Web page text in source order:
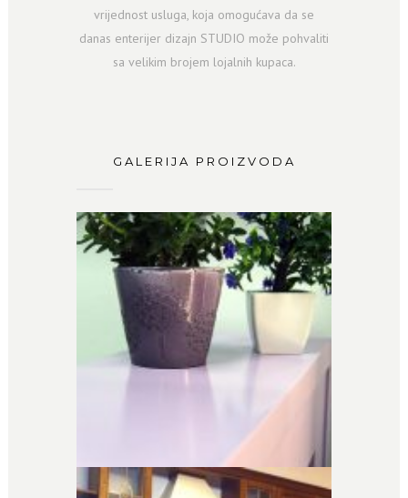
vrijednost usluga, kоја omogućava da se
danas enterijer dizajn STUDIO može pohvaliti
sa velikim brojem lojalnih kupaca.
GALERIJA PROIZVODA